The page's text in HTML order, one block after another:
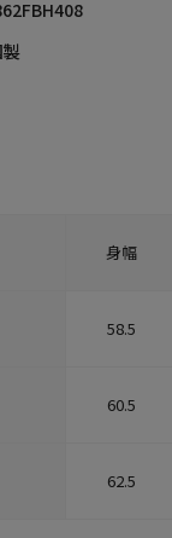
身幅
58.5
60.5
62.5